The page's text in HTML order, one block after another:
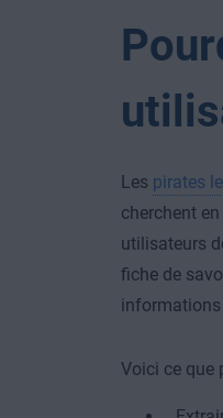
Les pirates
cherchent
utilisateurs
fiche de
informations
Voici ce que